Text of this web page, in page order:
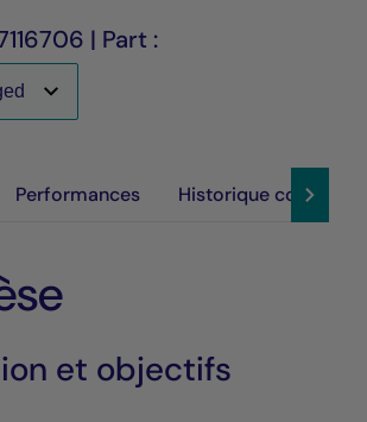
| Part :
Performances Historique cours
et objectifs